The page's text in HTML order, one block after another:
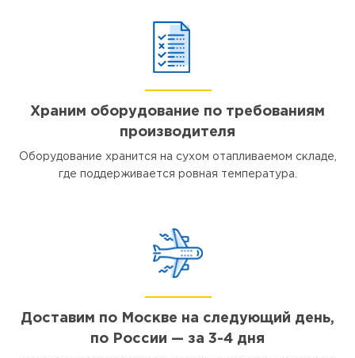
Храним оборудование по требованиям
производителя
Оборудование хранится на сухом отапливаемом складе,
где поддерживается ровная температура.
Доставим по Москве на следующий день,
по России — за 3-4 дня